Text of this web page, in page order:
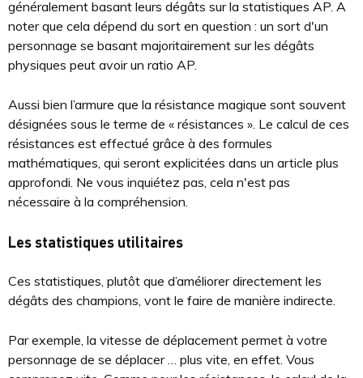
généralement basant leurs dégâts sur la statistiques AP. A
noter que cela dépend du sort en question : un sort d'un
personnage se basant majoritairement sur les dégâts
physiques peut avoir un ratio AP.
Aussi bien l’armure que la résistance magique sont souvent
désignées sous le terme de « résistances ». Le calcul de ces
résistances est effectué grâce à des formules
mathématiques, qui seront explicitées dans un article plus
approfondi. Ne vous inquiétez pas, cela n'est pas
nécessaire à la compréhension.
Les statistiques utilitaires
Ces statistiques, plutôt que d’améliorer directement les
dégâts des champions, vont le faire de manière indirecte.
Par exemple, la vitesse de déplacement permet à votre
personnage de se déplacer … plus vite, en effet. Vous